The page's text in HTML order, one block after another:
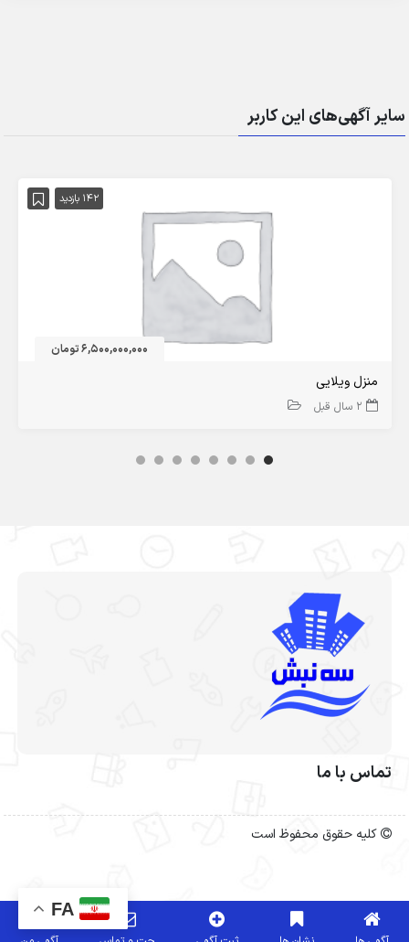
سایر آگهی‌های این کاربر
142 بازدید
6,500,000,000 تومان
منزل ویلایی
2 سال قبل
تماس با ما
کلیه حقوق محفوظ است
FA